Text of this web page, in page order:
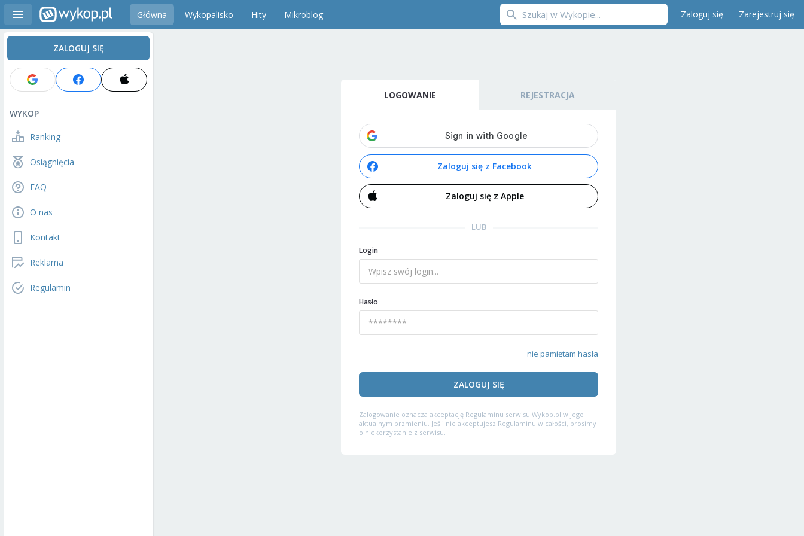
Główna Wykopalisko Hity Mikroblog Zaloguj się Zarejestruj się
ZALOGUJ SIĘ
WYKOP
Ranking
Osiągnięcia
FAQ
O nas
Kontakt
Reklama
Regulamin
LOGOWANIE REJESTRACJA
Zaloguj się z Facebook
Zaloguj się z Apple
LUB
Login
Hasło
nie pamiętam hasła
ZALOGUJ SIĘ
Zalogowanie oznacza akceptację Regulaminu serwisu Wykop.pl w jego
aktualnym brzmieniu. Jeśli nie akceptujesz Regulaminu w całości, prosimy
o niekorzystanie z serwisu.